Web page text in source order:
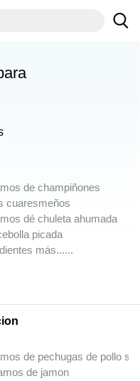
de champiñones
cuaresmeños
dé chuleta ahumada
picada
más......
de pechugas de pollo sin
de jamon